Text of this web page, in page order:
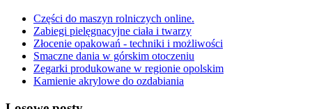
Części do maszyn rolniczych online.
Zabiegi pielęgnacyjne ciała i twarzy
Złocenie opakowań - techniki i możliwości
Smaczne dania w górskim otoczeniu
Zegarki produkowane w regionie opolskim
Kamienie akrylowe do ozdabiania